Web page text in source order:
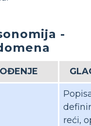
-
reći,